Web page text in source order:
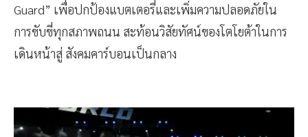
Guard” เพื่อปกป้องแบตเตอรี่และเพิ่มความปลอดภัยใน
การขับขี่ทุกสภาพถนน สะท้อนวิสัยทัศน์ของโตโยต้าในการ
เดินหน้าสู่ สังคมคาร์บอนเป็นกลาง